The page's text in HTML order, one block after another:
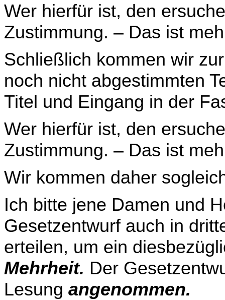
Wer hierfür ist, den
Zustimmung. – Das ist
Schließlich kommen wir
noch nicht abgestimmten
Titel und Eingang in der
Wer hierfür ist, den
Zustimmung. – Das ist
Wir kommen daher
Ich bitte jene Damen und
Gesetzentwurf auch in
erteilen, um ein
Mehr­heit. Der
Lesung angenommen.